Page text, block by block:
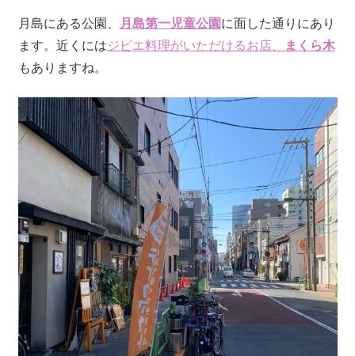
月島にある公園、 月島第一児童公園に面した通りにあり
ます。近くにはジビエ料理がいただけるお店、
まくら木
もありますね。